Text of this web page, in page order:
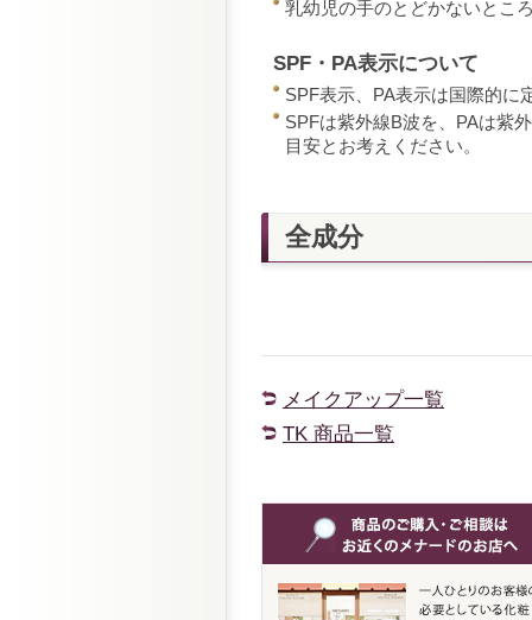
乳幼児の手のとどかないとこ
SPF・PA表示について
SPF表示、PA表示は国際的に
SPFは紫外線B波を、PAは紫
目安とお考えください。
全成分
メイクアップ一覧
TK 商品一覧